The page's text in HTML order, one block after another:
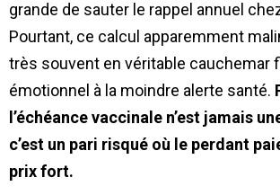
grande de sauter le rappel annuel
Pourtant, ce calcul apparemment
très souvent en véritable cauchemar
émotionnel à la moindre alerte santé.
l’échéance vaccinale n’est jamais
c’est un pari risqué où le perdant
prix fort.